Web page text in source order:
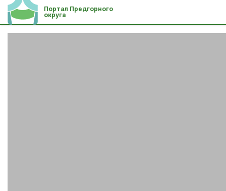
Портал Предгорного
округа